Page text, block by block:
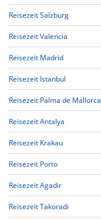
Reisezeit Salzburg
Reisezeit Valencia
Reisezeit Madrid
Reisezeit Istanbul
Reisezeit Palma de Mallorca
Reisezeit Antalya
Reisezeit Krakau
Reisezeit Porto
Reisezeit Agadir
Reisezeit Takoradi